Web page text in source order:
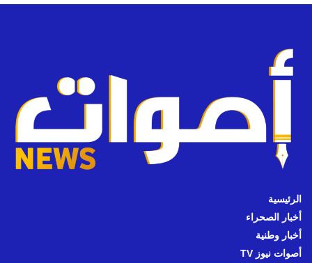
الرئيسية
أخبار الصحراء
أخبار وطنية
أصوات نيوز TV